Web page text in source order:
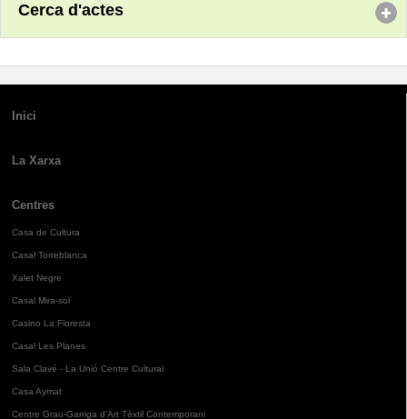
Cerca d'actes
Inici
La Xarxa
Centres
Casa de Cultura
Casal Torreblanca
Xalet Negre
Casal Mira-sol
Casino La Floresta
Casal Les Planes
Sala Clavé - La Unió Centre Cultural
Casa Aymat
Centre Grau-Garriga d'Art Tèxtil Contemporani